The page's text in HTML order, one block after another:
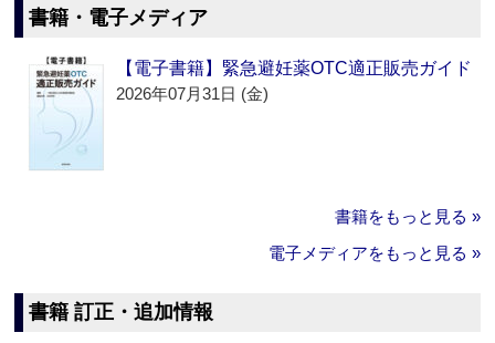
書籍・電子メディア
【電子書籍】緊急避妊薬OTC適正販売ガイド
2026年07月31日 (金)
書籍をもっと見る »
電子メディアをもっと見る »
書籍 訂正・追加情報